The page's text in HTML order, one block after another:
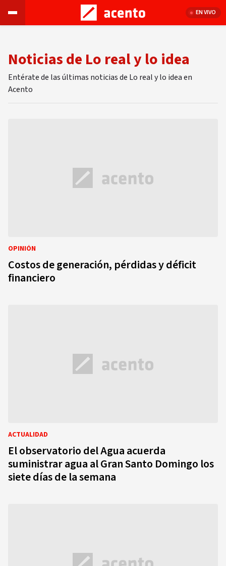
EN VIVO
Noticias de Lo real y lo idea
Entérate de las últimas noticias de Lo real y lo idea en
Acento
OPINIÓN
Costos de generación, pérdidas y déficit
financiero
ACTUALIDAD
El observatorio del Agua acuerda
suministrar agua al Gran Santo Domingo los
siete días de la semana